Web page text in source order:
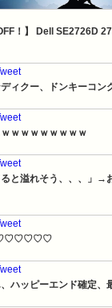
！】 Dell SE2726D
ィクー、ドンキーコン
ｗｗｗｗｗｗｗｗ
ると溢れそう、、、」
JK♡♡♡♡♡♡
ハッピーエンド確定、